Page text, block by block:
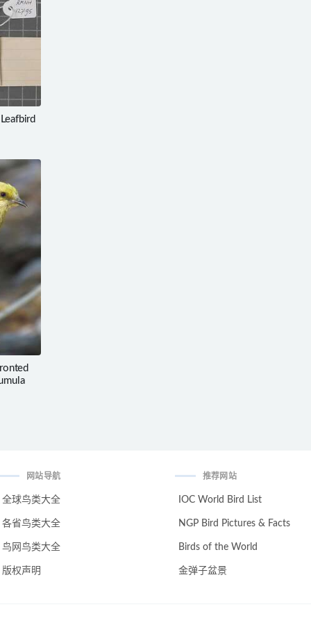
网站导航
全球鸟类大全
各省鸟类大全
鸟网鸟类大全
版权声明
推荐网站
IOC World Bird List
NGP Bird Pictures & Facts
Birds of the World
金弹子盆景